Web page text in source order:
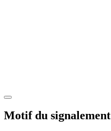
Motif du signalement